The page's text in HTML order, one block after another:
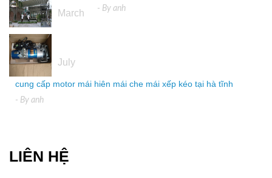
March - By anh
July
cung cấp motor mái hiên mái che mái xếp kéo tại hà tĩnh
- By anh
LIÊN HỆ